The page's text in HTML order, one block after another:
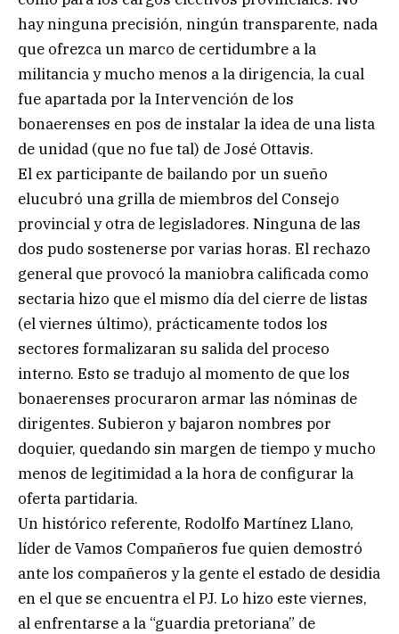
hay ninguna precisión, ningún transparente, nada
que ofrezca un marco de certidumbre a la
militancia y mucho menos a la dirigencia, la cual
fue apartada por la Intervención de los
bonaerenses en pos de instalar la idea de una lista
de unidad (que no fue tal) de José Ottavis.
El ex participante de bailando por un sueño
elucubró una grilla de miembros del Consejo
provincial y otra de legisladores. Ninguna de las
dos pudo sostenerse por varias horas. El rechazo
general que provocó la maniobra calificada como
sectaria hizo que el mismo día del cierre de listas
(el viernes último), prácticamente todos los
sectores formalizaran su salida del proceso
interno. Esto se tradujo al momento de que los
bonaerenses procuraron armar las nóminas de
dirigentes. Subieron y bajaron nombres por
doquier, quedando sin margen de tiempo y mucho
menos de legitimidad a la hora de configurar la
oferta partidaria.
Un histórico referente, Rodolfo Martínez Llano,
líder de Vamos Compañeros fue quien demostró
ante los compañeros y la gente el estado de desidia
en el que se encuentra el PJ. Lo hizo este viernes,
al enfrentarse a la “guardia pretoriana” de